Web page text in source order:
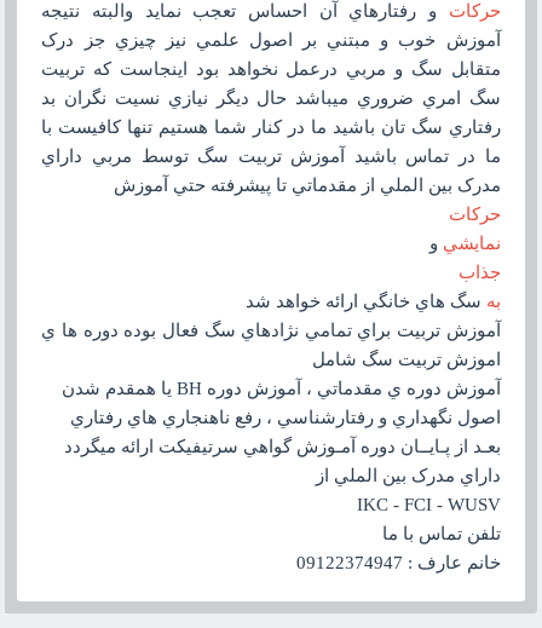
حرکات و رفتارهاي آن احساس تعجب نمايد والبته نتيجه
آموزش خوب و مبتني بر اصول علمي نيز چيزي جز درک
متقابل سگ و مربي درعمل نخواهد بود اينجاست که تربيت
سگ امري ضروري ميباشد حال ديگر نيازي نسيت نگران بد
رفتاري سگ تان باشيد ما در کنار شما هستيم تنها کافيست با
ما در تماس باشيد آموزش تربيت سگ توسط مربي داراي
مدرک بين الملي از مقدماتي تا پيشرفته حتي آموزش
حرکات
نمايشي و
جذاب
به سگ هاي خانگي ارائه خواهد شد
آموزش تربيت براي تمامي نژادهاي سگ فعال بوده دوره ها ي
اموزش تربيت سگ شامل
آموزش دوره ي مقدماتي ، آموزش دوره BH يا همقدم شدن
اصول نگهداري و رفتارشناسي ، رفع ناهنجاري هاي رفتاري
بعـد از پـايــان دوره آمـوزش گواهي سرتيفيکت ارائه ميگردد
داراي مدرک بين الملي از
IKC - FCI - WUSV
تلفن تماس با ما
خانم عارف : 09122374947